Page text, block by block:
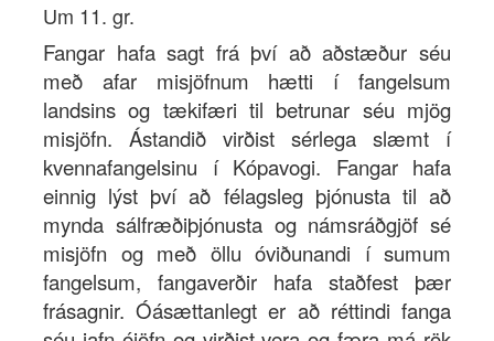
Um 11. gr.
Fangar hafa sagt frá því að aðstæður séu
með afar misjöfnum hætti í fangelsum
landsins og tækifæri til betrunar séu mjög
misjöfn. Ástandið virðist sérlega slæmt í
kvennafangelsinu í Kópavogi. Fangar hafa
einnig lýst því að félagsleg þjónusta til að
mynda sálfræðiþjónusta og námsráðgjöf sé
misjöfn og með öllu óviðunandi í sumum
fangelsum, fangaverðir hafa staðfest þær
frásagnir. Óásættanlegt er að réttindi fanga